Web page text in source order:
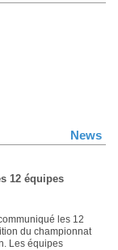
News
12 équipes
les 12
du championnat
Les équipes